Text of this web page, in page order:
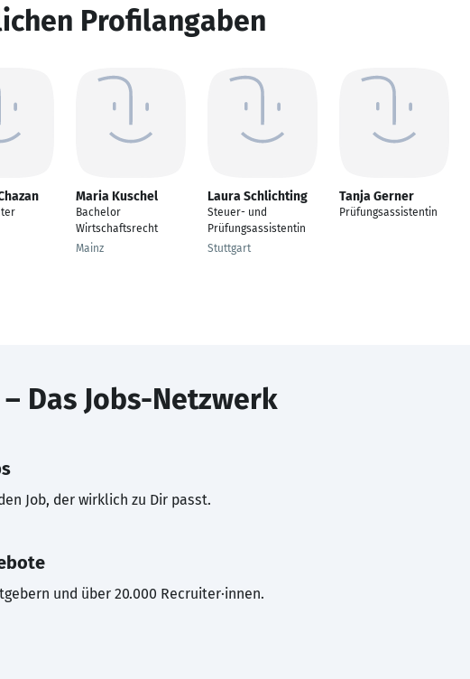
Profilangaben
Maria Kuschel
Bachelor
Wirtschaftsrecht
Mainz
Laura Schlichting
Steuer- und
Prüfungsassistentin
Stuttgart
Tanja Gerner
Prüfungsassistentin
– Das Jobs-Netzwerk
Job, der wirklich zu Dir passt.
und über 20.000 Recruiter·innen.